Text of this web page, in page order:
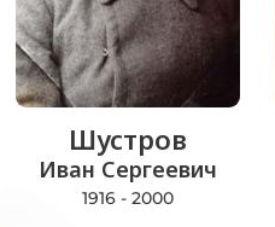
Шустров
Иван Сергеевич
1916 - 2000